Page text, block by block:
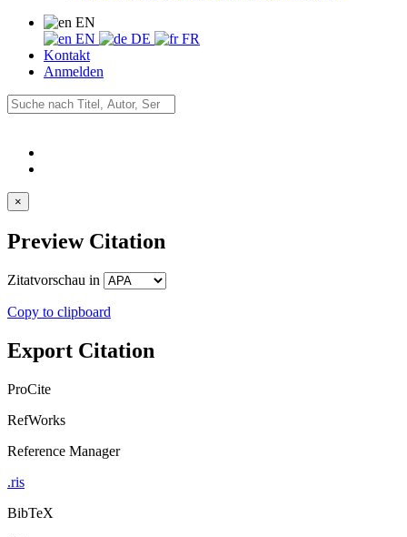
EN
EN
DE
FR
Kontakt
Anmelden
Export Citation